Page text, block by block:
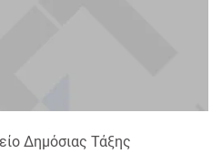
Δημόσιας Τάξης